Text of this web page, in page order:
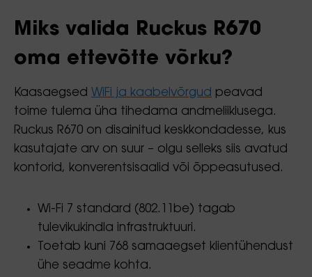
Miks valida Ruckus R670
oma ettevõtte võrku?
Kaasaegsed WiFi ja kaabelvõrgud peavad
toime tulema üha tihedama andmeliiklusega.
Ruckus R670 on disainitud keskkondadesse, kus
kasutajate arv on suur – olgu selleks siis avatud
kontorid, konverentsisaalid või õppeasutused.
Wi-Fi 7 standard (802.11be) tagab
tulevikukindla infrastruktuuri.
Toetab kuni 768 samaaegset klientühendust
ühe seadme kohta.